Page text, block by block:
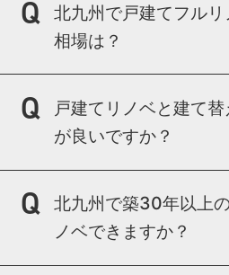
断熱等級6相当の提案
北九州で戸建てフルリ
相場は？
目安です。
部分リノベは700万円
す。
戸建てリノベと建て
が良いですか？
不動産視点も含めて比
北九州で築30年以上
ノベできますか？